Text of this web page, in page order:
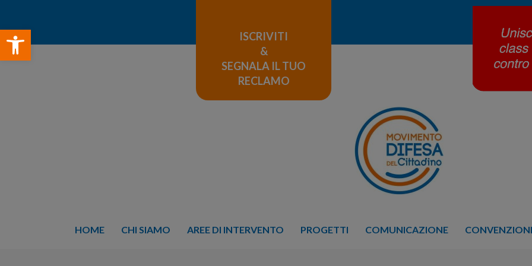
Open toolbar
ISCRIVITI
&
SEGNALA IL TUO
RECLAMO
HOME CHI SIAMO AREE DI INTERVENTO PROGETTI COMUNICAZIONE